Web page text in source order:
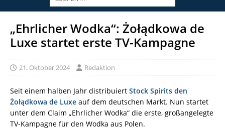
„Ehrlicher Wodka“: Żołądkowa de
Luxe startet erste TV-Kampagne
21. Oktober 2024 Redaktion
Seit einem halben Jahr distribuiert Stock Spirits den
Żołądkowa de Luxe auf dem deutschen Markt. Nun startet
unter dem Claim „Ehrlicher Wodka“ die erste, großangelegte
TV-Kampagne für den Wodka aus Polen.